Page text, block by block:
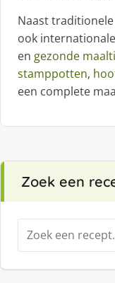
Naast
ook
en gezonde
stamppotten,
een complete
Zoek een
Zoeken
naar: